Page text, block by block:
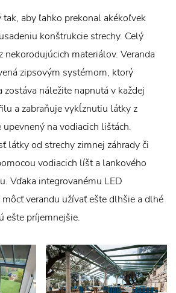
aby ľahko prekonal akékoľvek
konštrukcie strechy. Celý
nekorodujúcich materiálov. Veranda
zipsovým systémom, ktorý
zostáva náležite napnutá v každej
a zabraňuje vykĺznutiu látky z
na vodiacich lištách.
látky od strechy zimnej záhrady či
vodiacich líšt a lankového
Vďaka integrovanému LED
verandu užívať ešte dlhšie a dlhé
ešte príjemnejšie.